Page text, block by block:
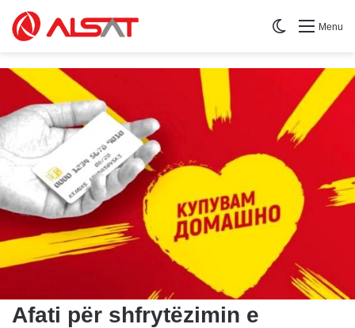
Menu
Switch skin
Afati për shfrytëzimin e